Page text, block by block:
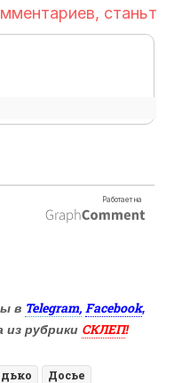
в Telegram, Facebook,
из рубрики СКЛЕП!
Досье